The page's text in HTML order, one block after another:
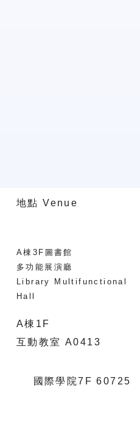
地點Venue
A棟 3F 圖書館
多功能展演廳
Library Multifunctional
Hall
A棟 1F
互動教室 A0413
國際學院7F60725